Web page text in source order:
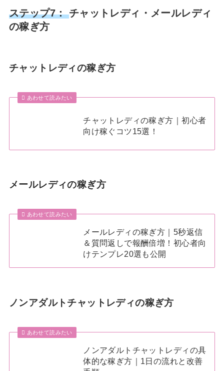
ステップ7： チャットレディ・メールレディ
の稼ぎ方
チャットレディの稼ぎ方
あわせて読みたい
チャットレディの稼ぎ方｜初心者
向け稼ぐコツ15選！
メールレディの稼ぎ方
あわせて読みたい
メールレディの稼ぎ方｜5秒返信
＆質問返しで報酬倍増！初心者向
けテンプレ20選も公開
ノンアダルトチャットレディの稼ぎ方
あわせて読みたい
ノンアダルトチャットレディの具
体的な稼ぎ方｜1日の流れと改善